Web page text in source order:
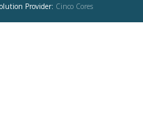
Provider: Cinco Cores